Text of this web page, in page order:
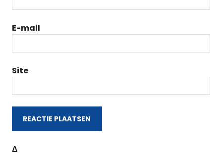
E-mail
Site
Δ